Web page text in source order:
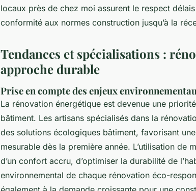
locaux près de chez moi assurent le respect
conformité aux normes construction jusqu’à la
Tendances et spécialisations :
approche durable
Prise en compte des enjeux
La rénovation énergétique est devenue une
bâtiment. Les artisans spécialisés dans la
des solutions écologiques bâtiment, favorisant
mesurable dès la première année. L’utilisation de
d’un confort accru, d’optimiser la durabilité de
environnemental de chaque rénovation éco-